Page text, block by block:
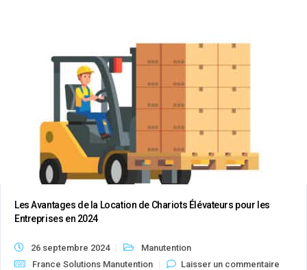
Les Avantages de la Location de Chariots Élévateurs pour les
Entreprises en 2024
26 septembre 2024
Manutention
France Solutions Manutention
Laisser un commentaire